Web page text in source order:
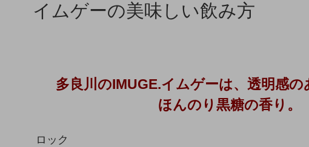
イムゲーの美味しい飲み方
多良川のIMUGE.イムゲーは、透明感の
ほんのり黒糖の香り。
ロック